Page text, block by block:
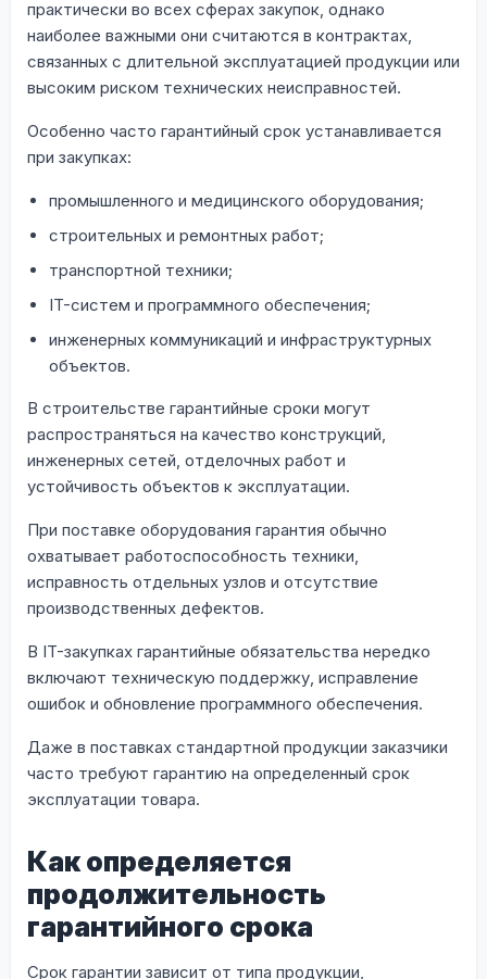
практически во всех сферах закупок, однако
наиболее важными они считаются в контрактах,
связанных с длительной эксплуатацией продукции или
высоким риском технических неисправностей.
Особенно часто гарантийный срок устанавливается
при закупках:
промышленного и медицинского оборудования;
строительных и ремонтных работ;
транспортной техники;
IT-систем и программного обеспечения;
инженерных коммуникаций и инфраструктурных
объектов.
В строительстве гарантийные сроки могут
распространяться на качество конструкций,
инженерных сетей, отделочных работ и
устойчивость объектов к эксплуатации.
При поставке оборудования гарантия обычно
охватывает работоспособность техники,
исправность отдельных узлов и отсутствие
производственных дефектов.
В IT-закупках гарантийные обязательства нередко
включают техническую поддержку, исправление
ошибок и обновление программного обеспечения.
Даже в поставках стандартной продукции заказчики
часто требуют гарантию на определенный срок
эксплуатации товара.
Как определяется
продолжительность
гарантийного срока
Срок гарантии зависит от типа продукции,